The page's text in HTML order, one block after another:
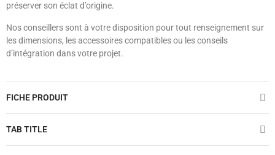
préserver son éclat d’origine.
Nos conseillers sont à votre disposition pour tout renseignement sur
les dimensions, les accessoires compatibles ou les conseils
d’intégration dans votre projet.
FICHE PRODUIT
TAB TITLE